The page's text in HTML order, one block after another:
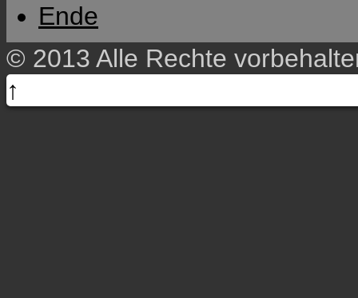
Ende
© 2013 Alle Rechte
↑